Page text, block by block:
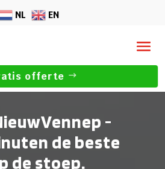
NL EN
offerte
-
de beste
de stoep.